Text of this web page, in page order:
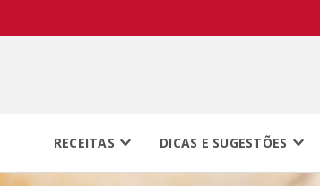
RECEITAS DICAS E SUGESTÕES